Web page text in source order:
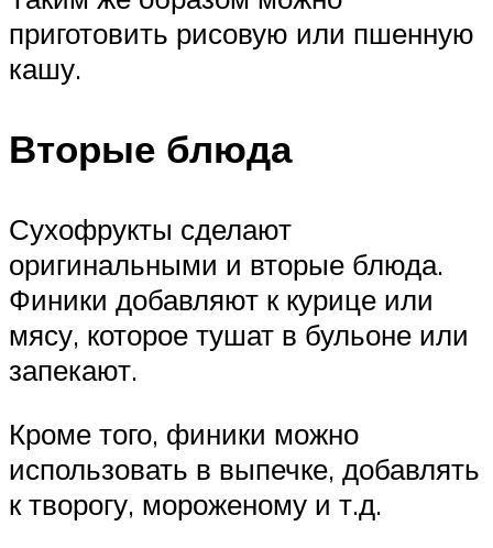
приготовить рисовую или пшенную
кашу.
Вторые блюда
Сухофрукты сделают
оригинальными и вторые блюда.
Финики добавляют к курице или
мясу, которое тушат в бульоне или
запекают.
Кроме того, финики можно
использовать в выпечке, добавлять
к творогу, мороженому и т.д.